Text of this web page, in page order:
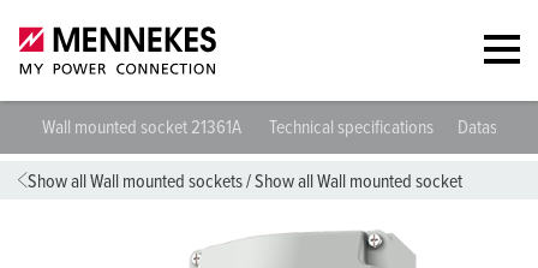
Wall mounted socket 21361A Technical specifications
Show all Wall mounted sockets/Show all Wall mounted socket